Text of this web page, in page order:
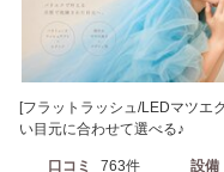
[フラットラッシュ/LEDマツエ
い目元に合わせて選べる♪
口コミ 763件 設備